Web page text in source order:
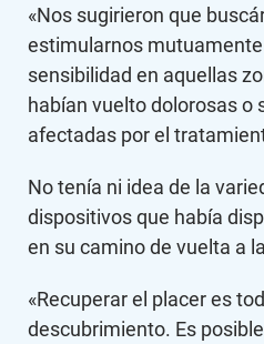
«Nos sugirieron que
estimularnos
sensibilidad en aquellas
habían vuelto dolorosas o
afectadas por el
No tenía ni idea de la
dispositivos que había
en su camino de vuelta a
«Recuperar el placer es
descubrimiento. Es